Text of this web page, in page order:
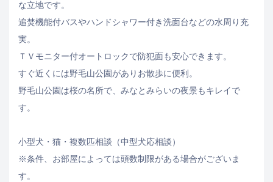
な立地です。
追焚機能付バスやハンドシャワー付き洗面台などの水周り充
実。
ＴＶモニター付オートロックで防犯面も安心できます。
すぐ近くには野毛山公園がありお散歩に便利。
野毛山公園は桜の名所で、みなとみらいの夜景もキレイで
す。
小型犬・猫・複数匹相談（中型犬応相談）
※条件、お部屋によっては頭数制限がある場合がございま
す。